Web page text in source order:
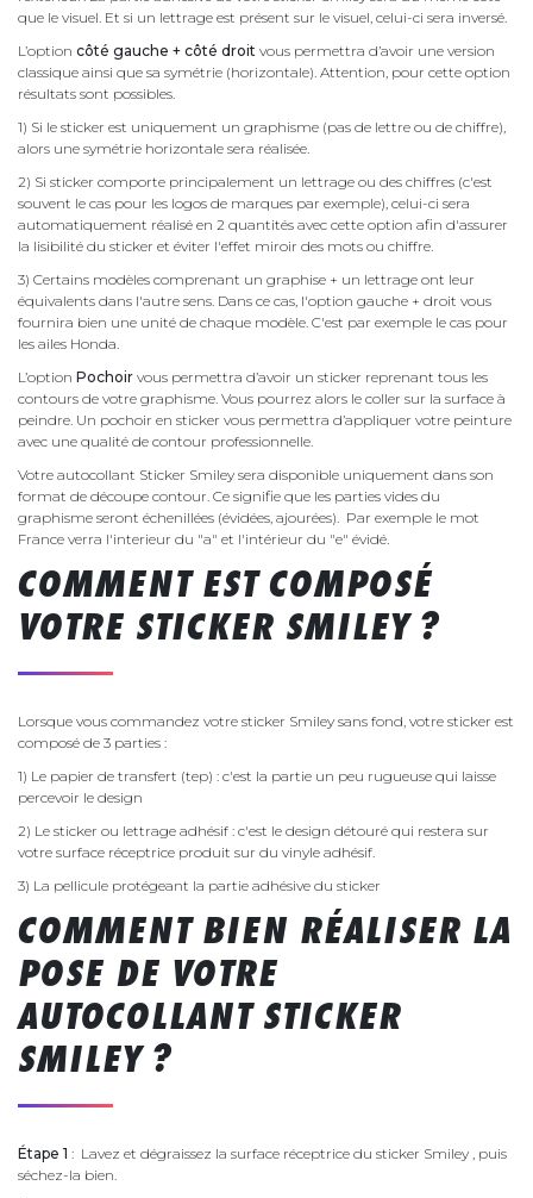
que le visuel. Et si un lettrage est présent sur le visuel, celui-ci sera inversé.
L’option côté gauche + côté droit vous permettra d’avoir une version
classique ainsi que sa symétrie (horizontale). Attention, pour cette option
résultats sont possibles.
1) Si le sticker est uniquement un graphisme (pas de lettre ou de chiffre),
alors une symétrie horizontale sera réalisée.
2) Si sticker comporte principalement un lettrage ou des chiffres (c'est
souvent le cas pour les logos de marques par exemple), celui-ci sera
automatiquement réalisé en 2 quantités avec cette option afin d'assurer
la lisibilité du sticker et éviter l'effet miroir des mots ou chiffre.
3) Certains modèles comprenant un graphise + un lettrage ont leur
équivalents dans l'autre sens. Dans ce cas, l'option gauche + droit vous
fournira bien une unité de chaque modèle. C'est par exemple le cas pour
les ailes Honda.
L’option Pochoir vous permettra d’avoir un sticker reprenant tous les
contours de votre graphisme. Vous pourrez alors le coller sur la surface à
peindre. Un pochoir en sticker vous permettra d’appliquer votre peinture
avec une qualité de contour professionnelle.
Votre autocollant Sticker Smiley sera disponible uniquement dans son
format de découpe contour. Ce signifie que les parties vides du
graphisme seront échenillées (évidées, ajourées). Par exemple le mot
France verra l'interieur du "a" et l'intérieur du "e" évidé.
COMMENT EST COMPOSÉ
VOTRE STICKER SMILEY ?
Lorsque vous commandez votre sticker Smiley sans fond, votre sticker est
composé de 3 parties :
1) Le papier de transfert (tep) : c'est la partie un peu rugueuse qui laisse
percevoir le design
2) Le sticker ou lettrage adhésif : c'est le design détouré qui restera sur
votre surface réceptrice produit sur du vinyle adhésif.
3) La pellicule protégeant la partie adhésive du sticker
COMMENT BIEN RÉALISER LA
POSE DE VOTRE
AUTOCOLLANT STICKER
SMILEY ?
Étape 1 : Lavez et dégraissez la surface réceptrice du sticker Smiley , puis
séchez-la bien.